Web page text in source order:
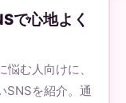
で心地よく
む人向けに、
SNSを紹介。通